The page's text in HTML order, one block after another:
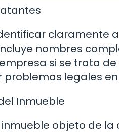
claramente
nombres
si se trata
legales
Inmueble
objeto de